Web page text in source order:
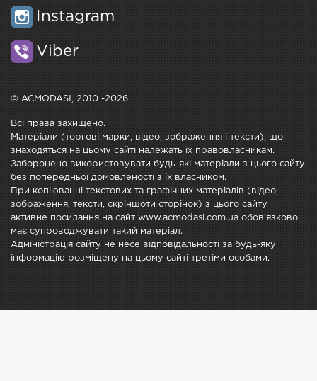
Instagram
Viber
© ACMODASI, 2010 -2026
Всі права захищено.
Матеріали (торгові марки, відео, зображення і тексти), що
знаходяться на цьому сайті належать їх правовласникам.
Заборонено використовувати будь-які матеріали з цього сайту
без попередньої домовленості з їх власником.
При копіюванні текстових та графічних матеріалів (відео,
зображення, тексти, скріншоти сторінок) з цього сайту
активне посилання на сайт www.acmodasi.com.ua обов'язково
має супроводжувати такий матеріал.
Адміністрація сайту не несе відповідальності за будь-яку
інформацію розміщену на цьому сайті третіми особами.